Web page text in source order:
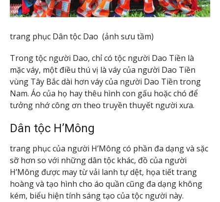
trang phục Dân tộc Dao (ảnh sưu tầm)
Trong tộc người Dao, chỉ có tộc người Dao Tiền là
mặc váy, một điều thú vị là váy của người Dao Tiền
vùng Tây Bắc dài hơn váy của người Dao Tiền trong
Nam. Áo của họ hay thêu hình con gấu hoặc chó để
tưởng nhớ công ơn theo truyền thuyết người xưa.
Dân tộc H’Mông
trang phục của người H’Mông có phần đa dạng và sặc
sỡ hơn so với những dân tộc khác, đồ của người
H’Mông được may từ vải lanh tự dệt, họa tiết trang
hoàng và tạo hình cho áo quần cũng đa dạng không
kém, biểu hiện tính sáng tạo của tộc người này.